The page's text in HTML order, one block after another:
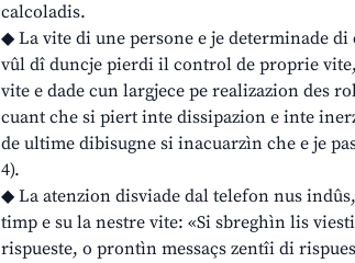
calcoladis.
◆ La vite di une persone e je determinade
vûl dî duncje pierdi il control de proprie
vite e dade cun largjece pe realizazion des
cuant che si piert inte dissipazion e inte
de ultime dibisugne si inacuarzìn che e je
4).
◆ La atenzion disviade dal telefon nus
timp e su la nestre vite: «Si sbreghìn lis
rispueste, o prontìn messaçs zentîi di